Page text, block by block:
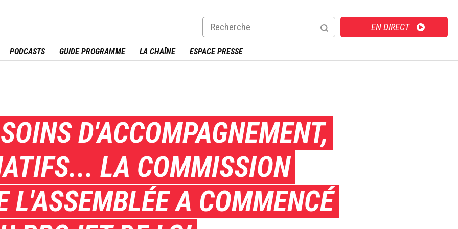
EN DIRECT
PODCASTS GUIDE PROGRAMME LA CHAÎNE ESPACE PRESSE
D'ACCOMPAGNEMENT,
LA COMMISSION
L'ASSEMBLÉE A COMMENCÉ